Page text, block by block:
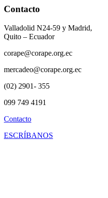
Contacto
Valladolid N24-59 y Madrid,
Quito – Ecuador
corape@corape.org.ec
mercadeo@corape.org.ec
(02) 2901- 355
099 749 4191
Contacto
ESCRÍBANOS